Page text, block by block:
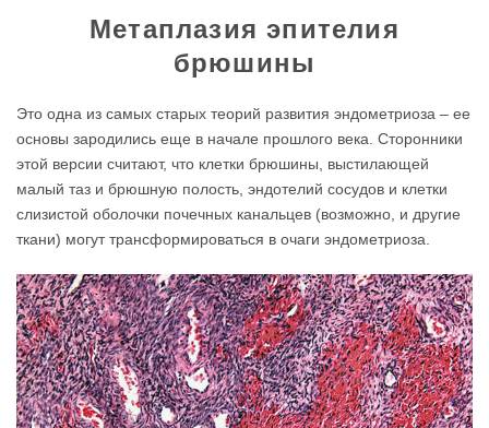
Метаплазия эпителия
брюшины
Это одна из самых старых теорий развития эндометриоза – ее
основы зародились еще в начале прошлого века. Сторонники
этой версии считают, что клетки брюшины, выстилающей
малый таз и брюшную полость, эндотелий сосудов и клетки
слизистой оболочки почечных канальцев (возможно, и другие
ткани) могут трансформироваться в очаги эндометриоза.